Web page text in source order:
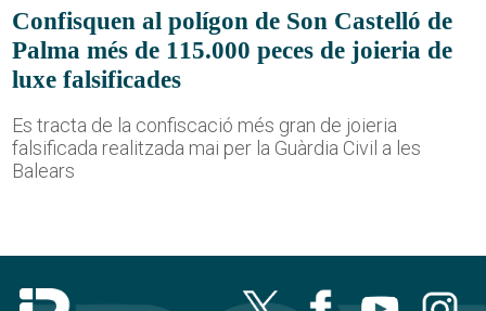
Confisquen al polígon de Son Castelló de
Palma més de 115.000 peces de joieria de
luxe falsificades
Es tracta de la confiscació més gran de joieria
falsificada realitzada mai per la Guàrdia Civil a les
Balears